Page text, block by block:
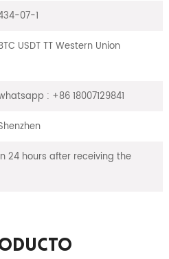
07-1
USDT TT Western Union
: +86 18007129841
24 hours after receiving the